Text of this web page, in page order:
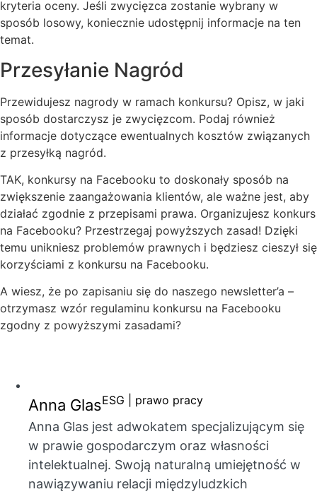
kryteria oceny. Jeśli zwycięzca zostanie wybrany w
sposób losowy, koniecznie udostępnij informacje na ten
temat.
Przesyłanie Nagród
Przewidujesz nagrody w ramach konkursu? Opisz, w jaki
sposób dostarczysz je zwycięzcom. Podaj również
informacje dotyczące ewentualnych kosztów związanych
z przesyłką nagród.
TAK, konkursy na Facebooku to doskonały sposób na
zwiększenie zaangażowania klientów, ale ważne jest, aby
działać zgodnie z przepisami prawa. Organizujesz konkurs
na Facebooku? Przestrzegaj powyższych zasad! Dzięki
temu unikniesz problemów prawnych i będziesz cieszył się
korzyściami z konkursu na Facebooku.
A wiesz, że po zapisaniu się do naszego newsletter’a –
otrzymasz wzór regulaminu konkursu na Facebooku
zgodny z powyższymi zasadami?
Anna Glas
Anna Glas jest adwokatem specjalizującym się
w prawie gospodarczym oraz własności
intelektualnej. Swoją naturalną umiejętność w
nawiązywaniu relacji międzyludzkich
ESG | prawo pracy